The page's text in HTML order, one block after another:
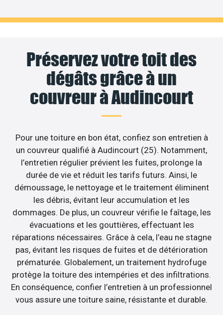
Préservez votre toit des
dégâts grâce à un
couvreur à Audincourt
Pour une toiture en bon état, confiez son entretien à
un couvreur qualifié à Audincourt (25). Notamment,
l’entretien régulier prévient les fuites, prolonge la
durée de vie et réduit les tarifs futurs. Ainsi, le
démoussage, le nettoyage et le traitement éliminent
les débris, évitant leur accumulation et les
dommages. De plus, un couvreur vérifie le faîtage, les
évacuations et les gouttières, effectuant les
réparations nécessaires. Grâce à cela, l’eau ne stagne
pas, évitant les risques de fuites et de détérioration
prématurée. Globalement, un traitement hydrofuge
protège la toiture des intempéries et des infiltrations.
En conséquence, confier l’entretien à un professionnel
vous assure une toiture saine, résistante et durable.